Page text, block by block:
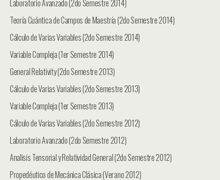
Laboratorio Avanzado (2do Semestre 2014)
Teoría Cuántica de Campos de Maestría (2do Semestre 2014)
Cálculo de Varias Variables (2do Semestre 2014)
Variable Compleja (1er Semestre 2014)
General Relativity (2do Semestre 2013)
Cálculo de Varias Variables (2do Semestre 2013)
Variable Compleja (1er Semestre 2013)
Cálculo de Varias Variables (2do Semestre 2012)
Laboratorio Avanzado (2do Semestre 2012)
Analisis Tensorial y Relatividad General (2do Semestre 2012)
Propedéutico de Mecánica Clásica (Verano 2012)